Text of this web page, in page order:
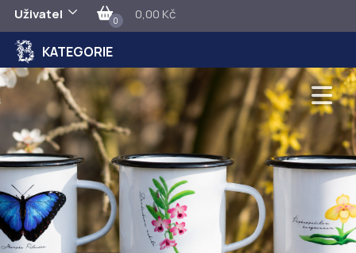
Uživatel 0 0,00 Kč
KATEGORIE